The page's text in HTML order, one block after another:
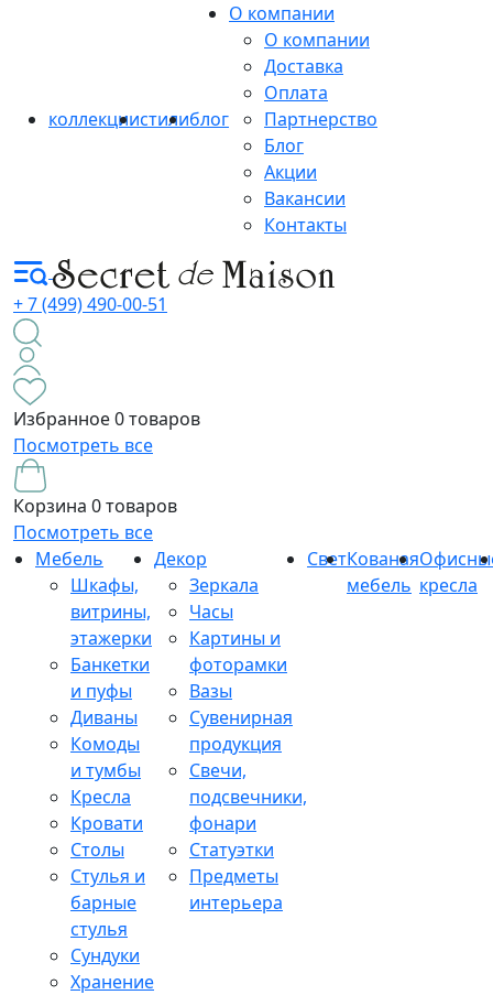
коллекциистилиблог
О компании
О компании
Доставка
Оплата
Партнерство
Блог
Акции
Вакансии
Контакты
+ 7 (499) 490-00-51
Избранное0 товаров
Посмотреть все
Корзина 0 товаров
Посмотреть все
Мебель
Шкафы,
витрины,
этажерки
Банкетки
и пуфы
Диваны
Комоды
и тумбы
Кресла
Кровати
Столы
Стулья и
барные
стулья
Сундуки
Хранение
Декор
Зеркала
Часы
Картины и
фоторамки
Вазы
Сувенирная
продукция
Свечи,
подсвечники,
фонари
Статуэтки
Предметы
интерьера
СветКованая
мебель кресла